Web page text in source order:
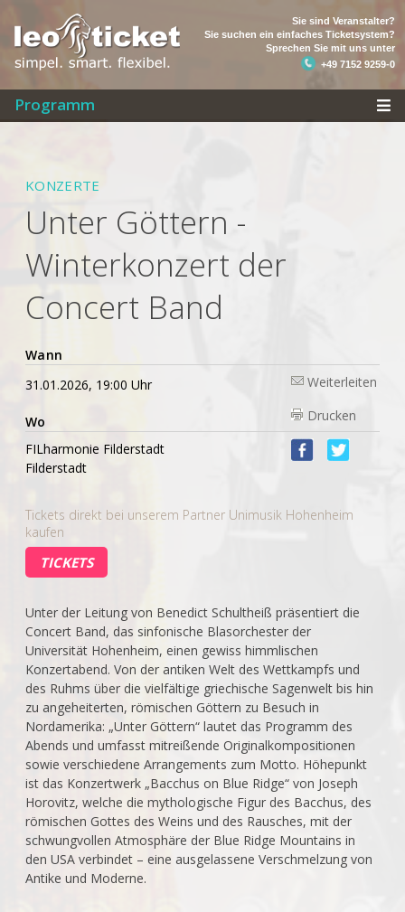
Sie sind Veranstalter?
Sie suchen ein einfaches Ticketsystem?
Sprechen Sie mit uns unter
+49 7152 9259-0
Programm
KONZERTE
Unter Göttern -
Winterkonzert der
Concert Band
Wann
31.01.2026, 19:00 Uhr
Weiterleiten
Wo
Drucken
FILharmonie Filderstadt
Filderstadt
Tickets direkt bei unserem Partner Unimusik Hohenheim
kaufen
TICKETS
Unter der Leitung von Benedict Schultheiß präsentiert die
Concert Band, das sinfonische Blasorchester der
Universität Hohenheim, einen gewiss himmlischen
Konzertabend. Von der antiken Welt des Wettkampfs und
des Ruhms über die vielfältige griechische Sagenwelt bis hin
zu angeheiterten, römischen Göttern zu Besuch in
Nordamerika: „Unter Göttern“ lautet das Programm des
Abends und umfasst mitreißende Originalkompositionen
sowie verschiedene Arrangements zum Motto. Höhepunkt
ist das Konzertwerk „Bacchus on Blue Ridge“ von Joseph
Horovitz, welche die mythologische Figur des Bacchus, des
römischen Gottes des Weins und des Rausches, mit der
schwungvollen Atmosphäre der Blue Ridge Mountains in
den USA verbindet – eine ausgelassene Verschmelzung von
Antike und Moderne.